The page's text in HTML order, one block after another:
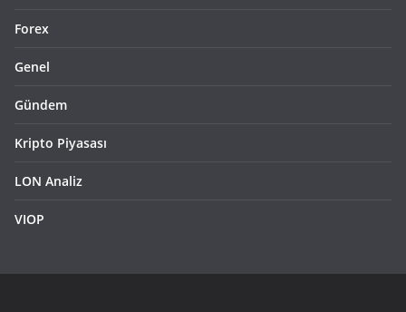
Forex
Genel
Gündem
Kripto Piyasası
LON Analiz
VIOP